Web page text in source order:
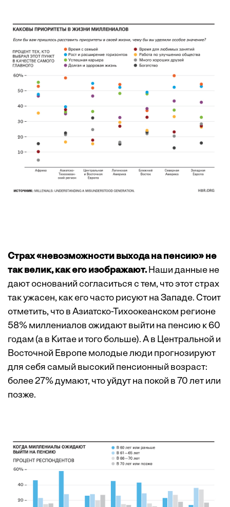
Страх «невозможности выхода на пенсию» не
так велик, как его изображают.Наши данные не
дают оснований согласиться с тем, что этот страх
так ужасен, как его часто рисуют на Западе. Стоит
отметить, что в Азиатско-Тихоокеанском регионе
58% миллениалов ожидают выйти на пенсию к 60
годам (а в Китае и того больше). А в Центральной и
Восточной Европе молодые люди прогнозируют
для себя самый высокий пенсионный возраст:
более 27% думают, что уйдут на покой в 70 лет или
позже.